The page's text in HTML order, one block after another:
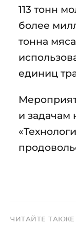
113 тонн
более
тонна
единиц
и задачам
ЧИТАЙТЕ ТАКЖЕ